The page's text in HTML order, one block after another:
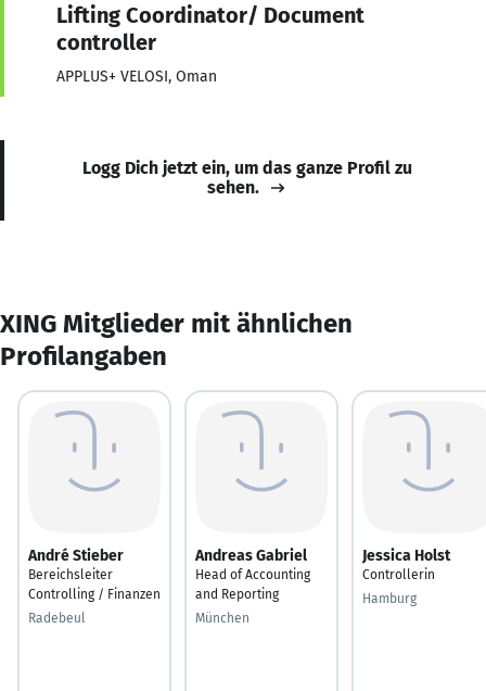
Lifting Coordinator/ Document
controller
APPLUS+ VELOSI, Oman
Logg Dich jetzt ein, um das ganze Profil zu
sehen.
XING Mitglieder mit ähnlichen
Profilangaben
André Stieber
Bereichsleiter
Controlling / Finanzen
Radebeul
Andreas Gabriel
Head of Accounting
and Reporting
München
Jessica Holst
Controllerin
Hamburg